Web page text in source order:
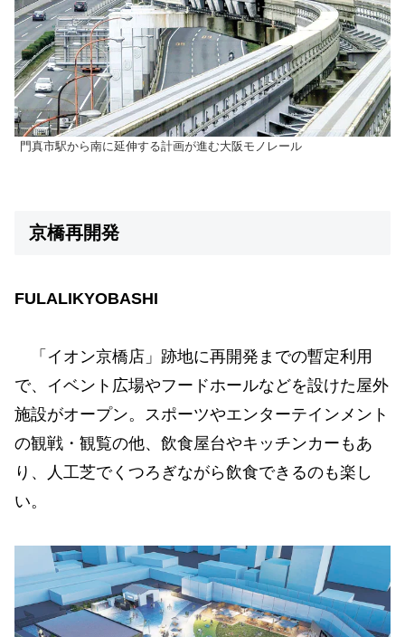
門真市駅から南に延伸する計画が進む大阪モノレール
京橋再開発
FULALIKYOBASHI
「イオン京橋店」跡地に再開発までの暫定利用
で、イベント広場やフードホールなどを設けた屋外
施設がオープン。スポーツやエンターテインメント
の観戦・観覧の他、飲食屋台やキッチンカーもあ
り、人工芝でくつろぎながら飲食できるのも楽し
い。